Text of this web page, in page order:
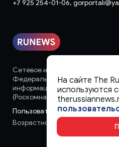
Сетевое издание «runews»
Федеральной службе по
информационных технологий и
(Роскомнадзор)
Пользовательское соглашение
Возрастное ограничение:
+7 925 254-01-06,
На сайте The
используются